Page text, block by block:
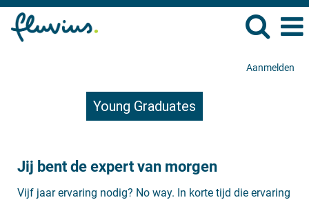
Aanmelden
Young Graduates
Jij bent de expert van morgen
Vijf jaar ervaring nodig? No way. In korte tijd die ervaring